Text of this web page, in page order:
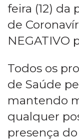
feira (12) da
de
NEGATIVO
Todos os
de Saúde
mantendo
qualquer
presença